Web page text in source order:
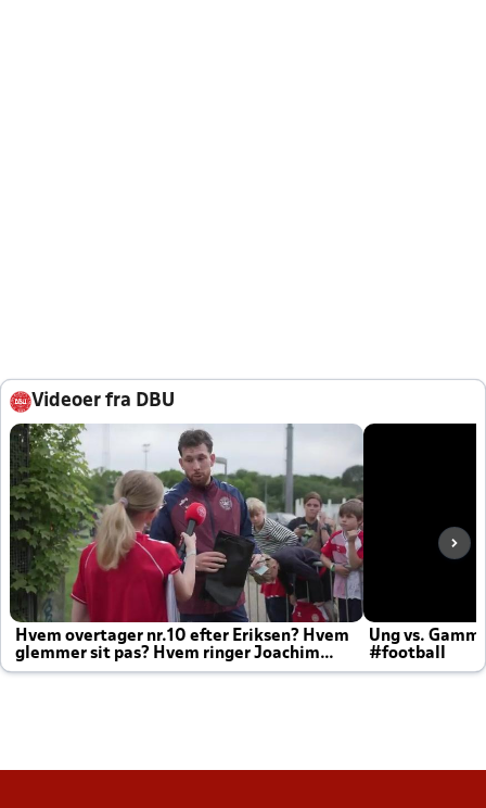
Videoer fra DBU
Hvem overtager nr.10 efter Eriksen? Hvem
glemmer sit pas? Hvem ringer Joachim
altid til efter kampe?
Ung vs.
#football